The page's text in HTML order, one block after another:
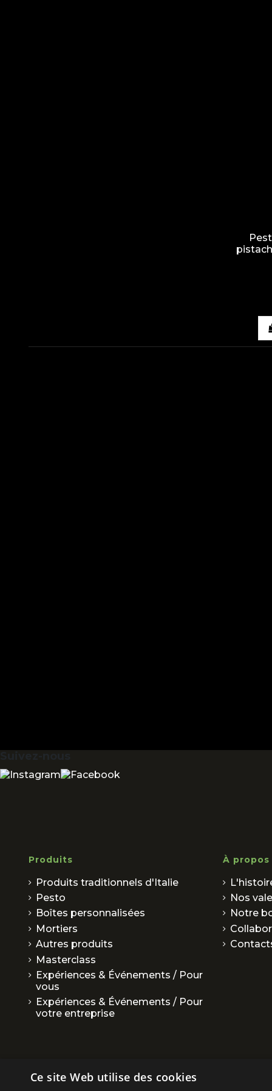
Produits
Produits traditionnels d'Italie
Pesto
Boîtes personnalisées
Mortiers
Autres produits
Masterclass
Expériences & Événements / Pour
vous
Expériences & Événements / Pour
votre entreprise
À
Nos
Notre
Ce site Web utilise des cookies